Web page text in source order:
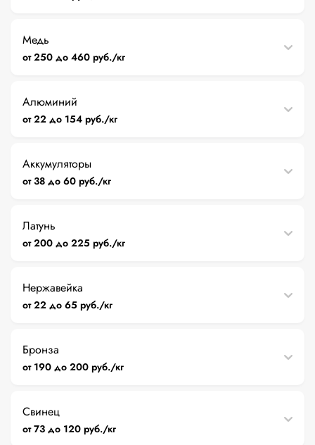
Медь
от 250 до 460 руб./кг
Алюминий
от 22 до 154 руб./кг
Аккумуляторы
от 38 до 60 руб./кг
Латунь
от 200 до 225 руб./кг
Нержавейка
от 22 до 65 руб./кг
Бронза
от 190 до 200 руб./кг
Свинец
от 73 до 120 руб./кг